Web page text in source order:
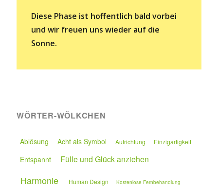
Diese Phase ist hoffentlich bald vorbei
und wir freuen uns wieder auf die
Sonne.
WÖRTER-WÖLKCHEN
Ablösung Acht als Symbol Aufrichtung Einzigartigkeit
Entspannt Fülle und Glück anziehen
Harmonie Human Design Kostenlose Fernbehandlung